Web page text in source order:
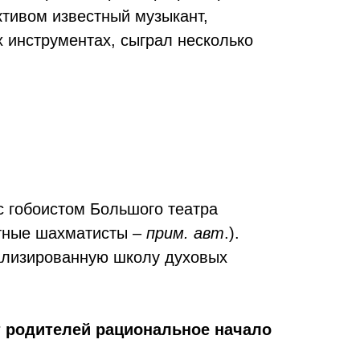
известный музыкант,
сыграл несколько
Большого театра
шахматисты – прим. авт.).
школу духовых
рациональное начало